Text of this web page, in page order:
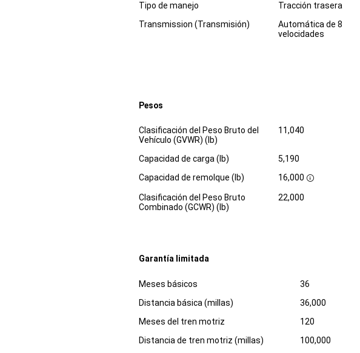
Tipo de manejo
Tracción trasera
Transmission (Transmisión)
Automática de 8
velocidades
Pesos
Especificaciones Dimensiones
Clasificación del Peso Bruto del
Vehículo (GVWR) (lb)
11,040
Capacidad de carga (lb)
5,190
Capacidad de remolque (lb)
16,000 D
Clasificación del Peso Bruto
Combinado (GCWR) (lb)
22,000
Garantía limitada
Especificaciones
Meses básicos
36
Distancia básica (millas)
36,000
Meses del tren motriz
120
Distancia de tren motriz (millas)
100,000